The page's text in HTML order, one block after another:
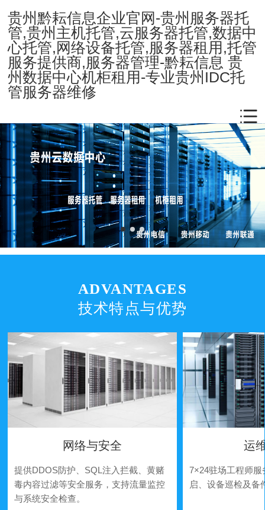
贵州黔耘信息企业官网-贵州服务器托
管,贵州主机托管,云服务器托管,数据中
心托管,网络设备托管,服务器租用,托管
服务提供商,服务器管理-黔耘信息 贵
州数据中心机柜租用-专业贵州IDC托
管服务器维修
Product
基础产品
ADVANTAGES
技术特点与优势
网络与安全
提供DDOS防护、SQL注入拦截、黄赌
毒内容过滤等安全服务，支持流量监控
与系统安全检查。
运
7×24驻场工程师
启、设备巡检及备